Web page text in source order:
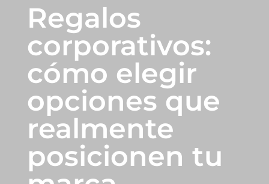
Regalos
corporativos:
cómo elegir
opciones que
realmente
posicionen tu